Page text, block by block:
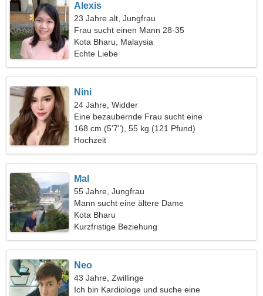
Alexis
23 Jahre alt, Jungfrau
Frau sucht einen Mann 28-35
Kota Bharu, Malaysia
Echte Liebe
Nini
24 Jahre, Widder
Eine bezaubernde Frau sucht eine
Liebesbeziehung
168 cm (5'7"), 55 kg (121 Pfund)
Hochzeit
Mal
55 Jahre, Jungfrau
Mann sucht eine ältere Dame
Kota Bharu
Kurzfristige Beziehung
Neo
43 Jahre, Zwillinge
Ich bin Kardiologe und suche eine